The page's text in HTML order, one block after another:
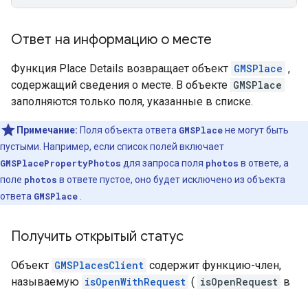
Ответ на информацию о месте
Функция Place Details возвращает объект GMSPlace ,
содержащий сведения о месте. В объекте GMSPlace
заполняются только поля, указанные в списке.
Примечание: Поля объекта ответа GMSPlaceне могут быть
пустыми. Например, если список полей включает
GMSPlacePropertyPhotos для запроса поля photos в ответе, а
поле photos в ответе пустое, оно будет исключено из объекта
ответа GMSPlace
Получить открытый статус
Объект GMSPlacesClient содержит функцию-член,
называемую isOpenWithRequest ( isOpenRequest в